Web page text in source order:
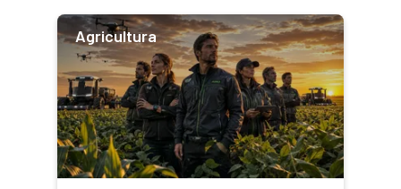
Agricultura